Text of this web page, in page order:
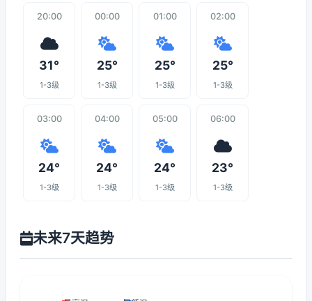
20:00
31°
1-3级
00:00
25°
1-3级
01:00
25°
1-3级
02:00
25°
1-3级
03:00
24°
1-3级
04:00
24°
1-3级
05:00
24°
1-3级
06:00
23°
1-3级
未来7天趋势